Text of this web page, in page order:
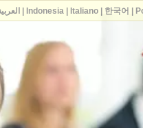
Indonesia| Italiano| 한국어